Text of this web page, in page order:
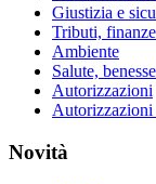
Giustizia e
Tributi,
Ambiente
Salute,
Autorizzazioni
Autorizzazioni
Novità